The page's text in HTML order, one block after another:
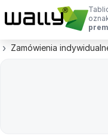
Zamówienia